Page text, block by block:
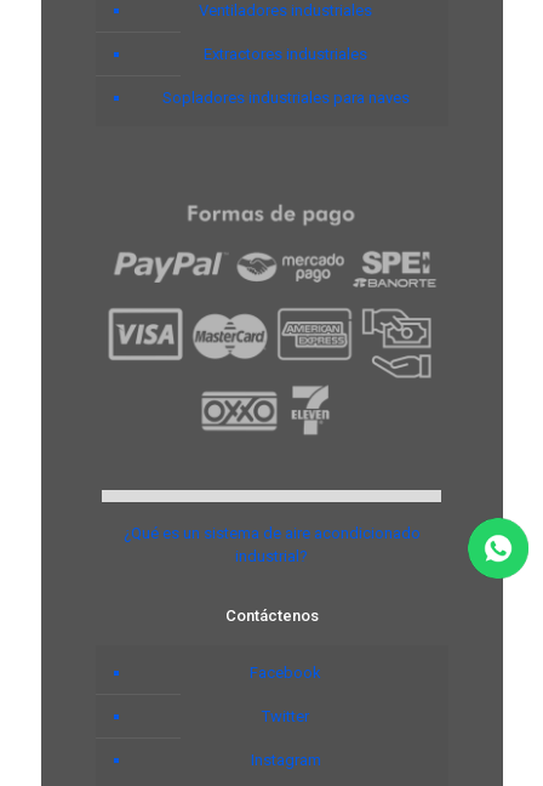
Ventiladores industriales
Extractores industriales
Sopladores industriales para naves
¿Qué es un sistema de aire acondicionado
industrial?
Contáctenos
Facebook
Twitter
Instagram